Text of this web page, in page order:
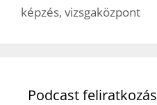
képzés, vizsgaközpont
Podcast feliratkozás